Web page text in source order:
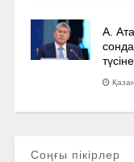
А.
Соңғы пікірлер